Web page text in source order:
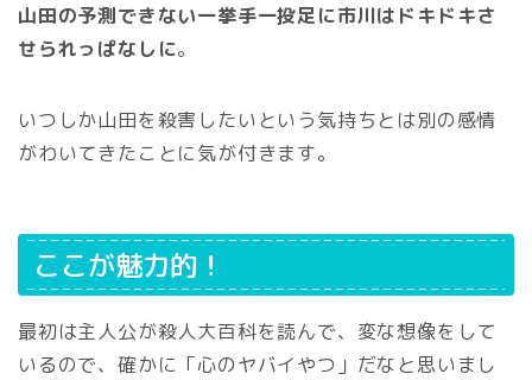
山田の予測できない一挙手一投足に市川はドキドキさ
せられっぱなしに。
いつしか山田を殺害したいという気持ちとは別の感情
がわいてきたことに気が付きます。
ここが魅力的！
最初は主人公が殺人大百科を読んで、変な想像をして
いるので、確かに「心のヤバイやつ」だなと思いまし